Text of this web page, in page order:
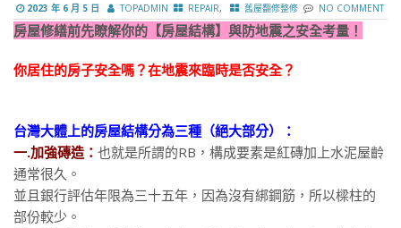
2023 年 6 月 5 日 TOPADMIN REPAIR, 舊屋翻修整修 NO COMMENT
房屋修繕前先瞭解你的【房屋結構】與防地震之安全考量！
你居住的房子安全嗎？在地震來臨時是否安全？
台灣大體上的房屋結構分為三種（絕大部分）：
一.加強磚造： 也就是所謂的RB，構成要素是紅磚加上水泥屋齡
通常很久。
並且銀行評估年限為三十五年，因為沒有綁鋼筋，所以樑柱的
部份較少。